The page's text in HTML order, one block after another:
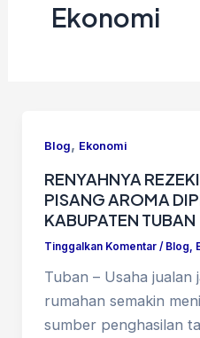
Ekonomi
Blog, Ekonomi
RENYAHNYA
PISANG AROMA
KABUPATEN TUBAN
Tinggalkan Komentar / Blog,
Tuban – Usaha jualan
rumahan semakin
sumber penghasilan